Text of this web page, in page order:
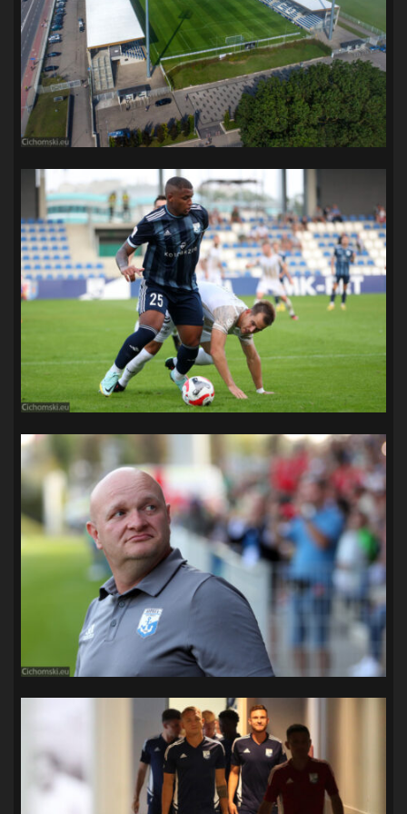
SANDRA SPA POGOŃ SZCZECIN (100) SIEDLECKA(63)
SPARING (110) SPR POGOŃ SZCZECIN (72)
SPÓJNIA STARGARD STOCZNIA SZCZECIN (40)
SUPERLIGA KOBIET(58) SUPERLIGA MĘŻCZYZN(92)
TAURON LIGA KOBIET(106) TENIS(26) TREFL SOPOT(26)
WYGRANA(43) ZAGŁĘBIE LUBIN(36) ŚLĄSK WROCŁAW(29)
ŚWIT SKOLWIN